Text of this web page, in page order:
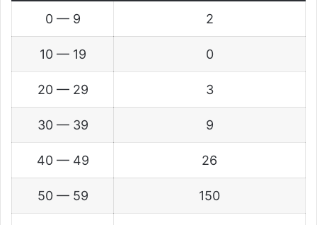
0 — 9 2
10 — 19 0
20 — 29 3
30 — 39 9
40 — 49 26
50 — 59 150